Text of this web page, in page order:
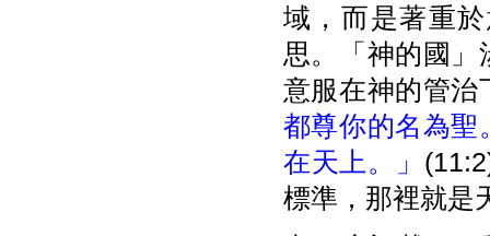
域，而是著重
思。「神的國」
意服在神的管治
都尊你的名為聖
在天上。」
標準，那裡就是